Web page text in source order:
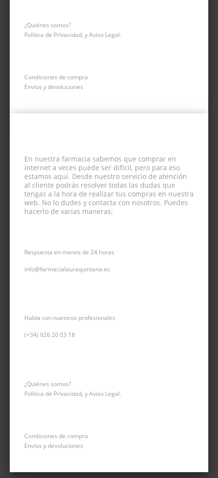
¿Quiénes somos?
Política de Privacidad, y Aviso Legal.
Condiciones de compra
Envíos y devoluciones
En nuestra farmacia sabemos que comprar en
internet a veces puede ser difícil, pero para eso
estamos aquí. Desde nuestro servicio de atención
al cliente podrás resolver todas las dudas que
tengas a la hora de realizar tus compras en nuestra
web. No lo dudes y contacta con nosotros. Puedes
hacerlo de varias maneras:
Respuesta en menos de 24 horas
info@farmacialauraquintana.es
Habla con nuestros profesionales
(+34) 926 20 03 18
¿Quiénes somos?
Política de Privacidad, y Aviso Legal.
Condiciones de compra
Envíos y devoluciones